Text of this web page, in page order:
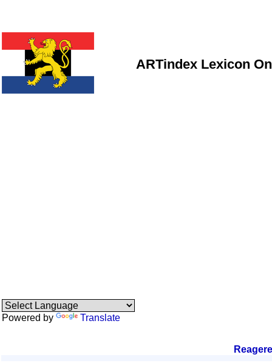
ARTindex Lexicon
Powered by Translate